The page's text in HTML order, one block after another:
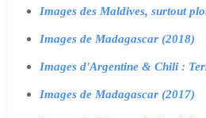
Images des Maldives, surtout
Images de Madagascar (2018)
Images d'Argentine & Chili :
Images de Madagascar (2017)